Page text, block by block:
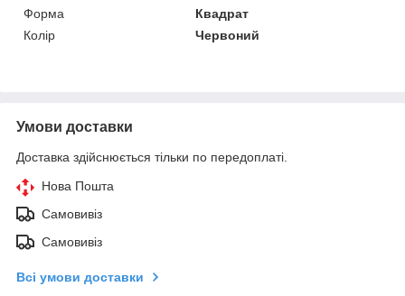
Форма
Квадрат
Колір
Червоний
Умови доставки
Доставка здійснюється тільки по передоплаті.
Нова Пошта
Самовивіз
Самовивіз
Всі умови доставки